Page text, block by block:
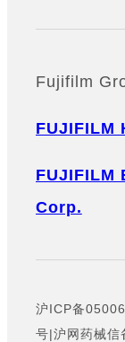
Fujifilm
FUJIFILM
FUJIFILM
Corp.
沪ICP备
号|沪网药械